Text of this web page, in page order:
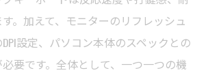
ーミングパソコンキーボードの特
。加えて、モニターのリフレッシュ
設定、パソコン本体のスペックとの
要です。全体として、一つ一つの機